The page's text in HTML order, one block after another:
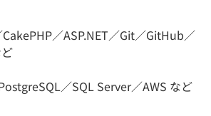
／ASP.NET／Git／GitHub／
／SQL Server／AWS など